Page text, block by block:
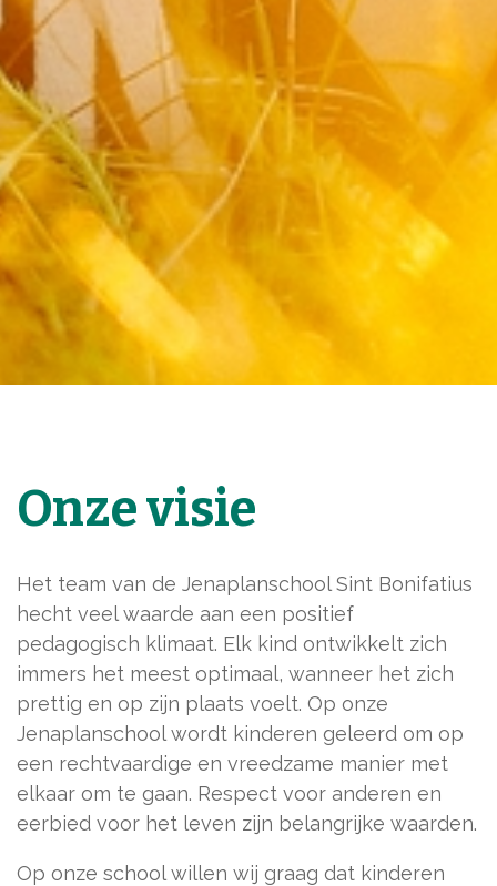
Onze visie
Het team van de Jenaplanschool Sint Bonifatius
hecht veel waarde aan een positief
pedagogisch klimaat. Elk kind ontwikkelt zich
immers het meest optimaal, wanneer het zich
prettig en op zijn plaats voelt. Op onze
Jenaplanschool wordt kinderen geleerd om op
een rechtvaardige en vreedzame manier met
elkaar om te gaan. Respect voor anderen en
eerbied voor het leven zijn belangrijke waarden.
Op onze school willen wij graag dat kinderen